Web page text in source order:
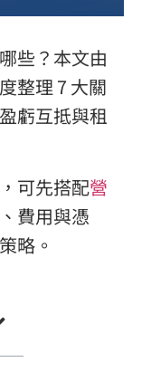
些？本文由
整理 7 大關
虧互抵與租
可先搭配營
費用與憑
略。